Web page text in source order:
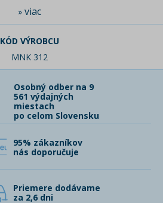
» viac
KÓD VÝROBCU
MNK 312
Osobný odber na 9
561 výdajných
miestach
po celom Slovensku
95% zákazníkov
nás doporučuje
Priemere dodávame
za 2,6 dni